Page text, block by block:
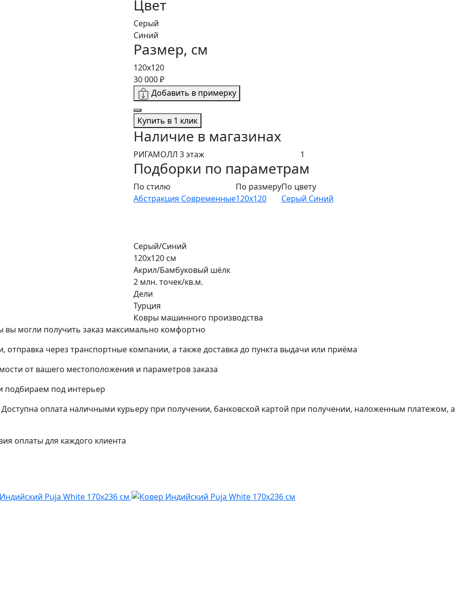
Цвет
Серый
Синий
Размер, см
120х120
30 000 ₽
Добавить в примерку
Купить в 1 клик
Наличие в магазинах
РИГАМОЛЛ 3 этаж 1
Подборки по параметрам
По стилю
Абстракция Современные
По размеру
120х120
По цвету
Серый Синий
Серый/Синий
120х120 см
Акрил/Бамбуковый шёлк
2 млн. точек/кв.м.
Дели
Турция
Ковры машинного производства
могли получить заказ максимально комфортно
отправка через транспортные компании, а также доставка до пункта выдачи или приёма
от вашего местоположения и параметров заказа
подбираем под интерьер
оплата наличными курьеру при получении, банковской картой при получении, наложенным платежом, а
оплаты для каждого клиента